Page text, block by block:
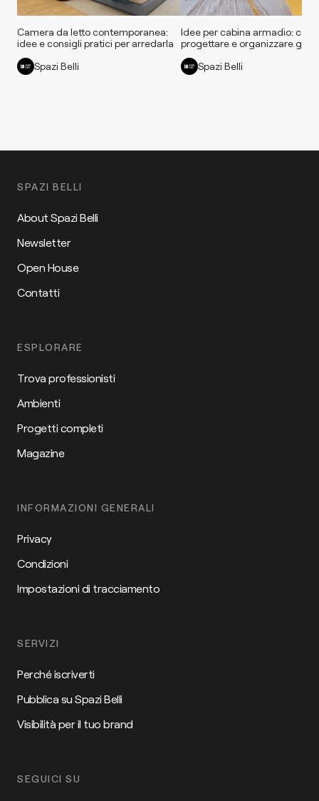
Camera da letto contemporanea:
idee e consigli pratici per arredarla
Spazi Belli
Idee per cabina armadio:
progettare e organizzare gli
Spazi Belli
SPAZI BELLI
About Spazi Belli
Newsletter
Open House
Contatti
ESPLORARE
Trova professionisti
Ambienti
Progetti completi
Magazine
INFORMAZIONI GENERALI
Privacy
Condizioni
Impostazioni di tracciamento
SERVIZI
Perché iscriverti
Pubblica su Spazi Belli
Visibilità per il tuo brand
SEGUICI SU